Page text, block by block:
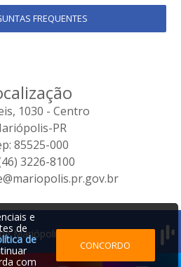
FREQUENTES
1030 - Centro
PR
85525-000
3226-8100
Mariópolis | Desenvolvido por:
e
de
de
com
CONCORDO